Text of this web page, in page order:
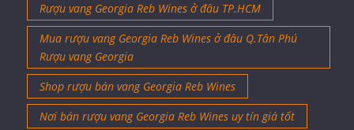
Rượu vang Georgia Reb Wines ở đâu TP.HCM
Mua rượu vang Georgia Reb Wines ở đâu Q.Tân Phú
Rượu vang Georgia
Shop rượu bán vang Georgia Reb Wines
Nơi bán rượu vang Georgia Reb Wines uy tín giá tốt